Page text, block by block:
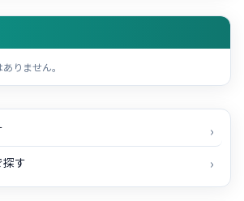
りません。
す